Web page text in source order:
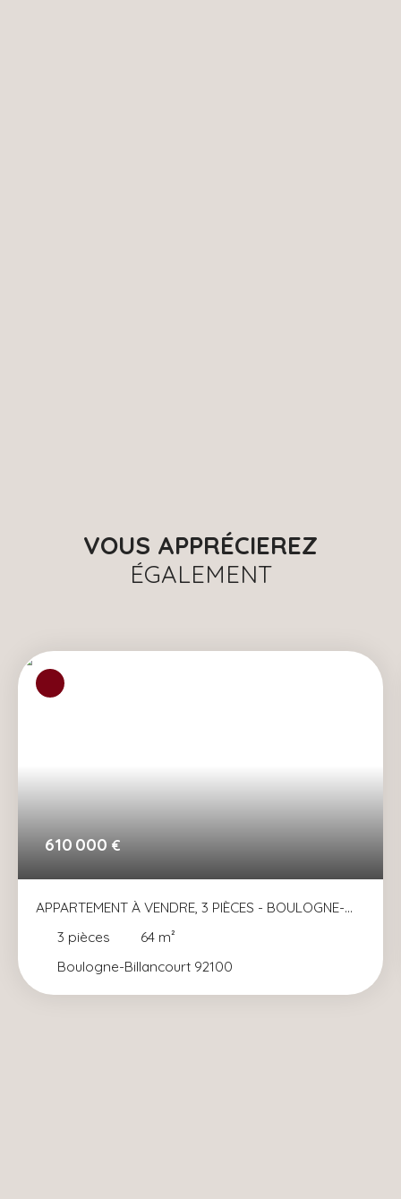
VOUS APPRÉCIEREZ
ÉGALEMENT
610 000 €
APPARTEMENT À VENDRE, 3 PIÈCES - BOULOGNE-
3 pièces 64 m²
Boulogne-Billancourt 92100